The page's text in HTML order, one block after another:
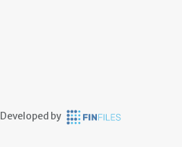
Developed by